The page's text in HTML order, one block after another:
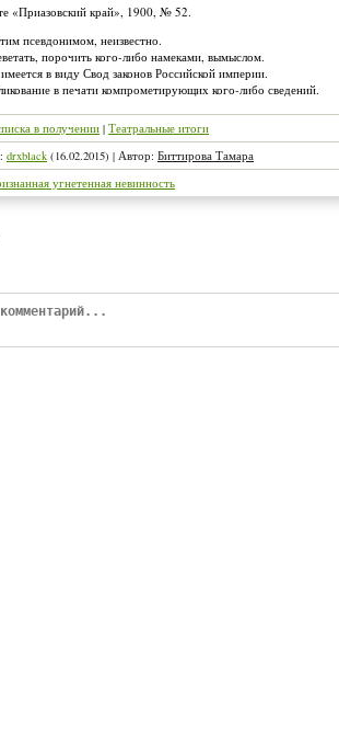
«Приазовский край», 1900, № 52.
псевдонимом, неизвестно.
порочить кого-либо намеками, вымыслом.
в виду Свод законов Российской империи.
в печати компрометирующих кого-либо сведений.
в получении | Театральные итоги
: drxblack (16.02.2015) | Автор: Биттирова Тамара
угнетенная невинность